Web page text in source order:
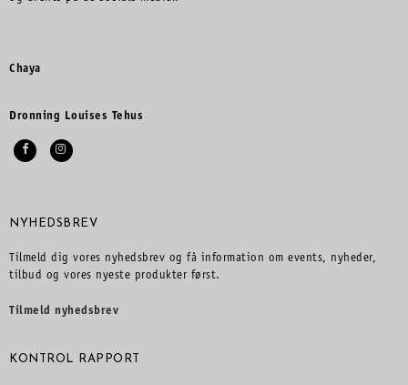
Chaya
Dronning Louises Tehus
NYHEDSBREV
Tilmeld dig vores nyhedsbrev og få information om events, nyheder,
tilbud og vores nyeste produkter først.
Tilmeld nyhedsbrev
KONTROL RAPPORT